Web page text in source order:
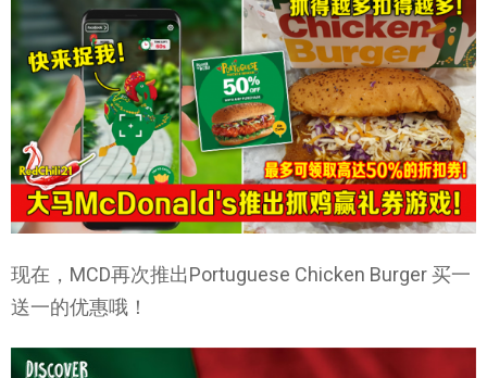
现在，MCD再次推出Portuguese Chicken Burger 买一
送一的优惠哦！